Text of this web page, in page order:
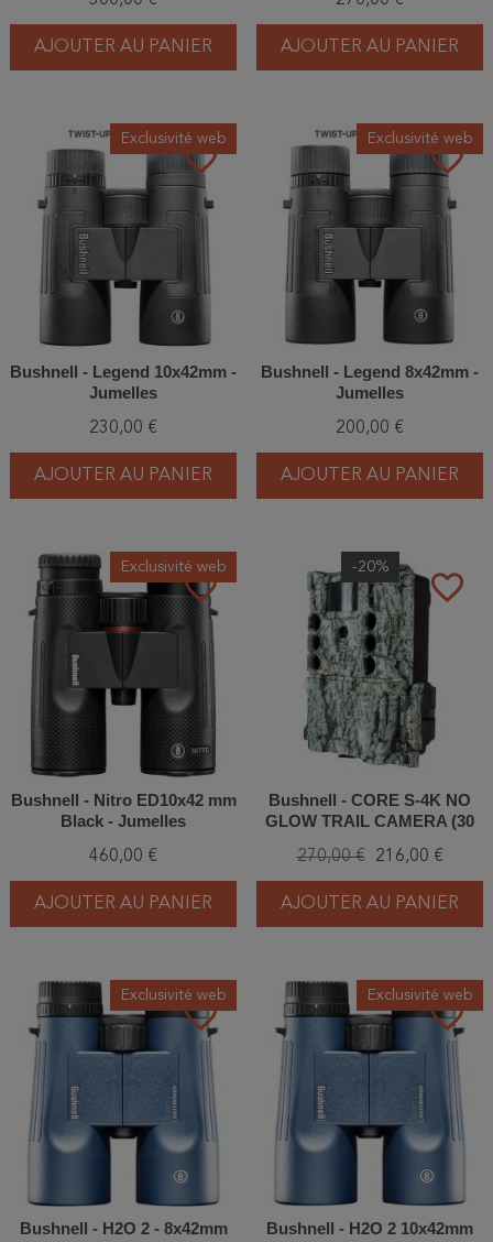
AJOUTER AU PANIER AJOUTER AU PANIER
favorite_border
Exclusivité web
Bushnell - Legend 10x42mm -
Jumelles
230,00 €
AJOUTER AU PANIER
favorite_border
Exclusivité web
Bushnell - Legend 8x42mm -
Jumelles
200,00 €
AJOUTER AU PANIER
favorite_border
Exclusivité web
Bushnell - Nitro ED10x42 mm
Black - Jumelles
460,00 €
AJOUTER AU PANIER
favorite_border
-20%
Bushnell - CORE S-4K NO
GLOW TRAIL CAMERA (30
270,00 € 216,00 €
AJOUTER AU PANIER
favorite_border
Exclusivité web
Bushnell - H2O 2 - 8x42mm
favorite_border
Exclusivité web
Bushnell - H2O 2 10x42mm